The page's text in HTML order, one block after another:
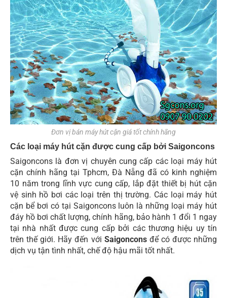
Đơn vị bán máy hút cặn giá tốt chính hãng
Các loại máy hút cặn được cung cấp bởi Saigoncons
Saigoncons là đơn vị chuyên cung cấp các loại máy hút
cặn chính hãng tại Tphcm, Đà Nẵng đã có kinh nghiệm
10 năm trong lĩnh vực cung cấp, lắp đặt thiết bị hút cặn
vệ sinh hồ bơi các loại trên thị trường. Các loại máy hút
cặn bể bơi có tại Saigoncons luôn là những loại máy hút
đáy hồ bơi chất lượng, chính hãng, bảo hành 1 đổi 1 ngay
tại nhà nhất được cung cấp bởi các thương hiệu uy tín
trên thế giới. Hãy đến với Saigonconsđể có được những
dịch vụ tận tình nhất, chế độ hậu mãi tốt nhất.